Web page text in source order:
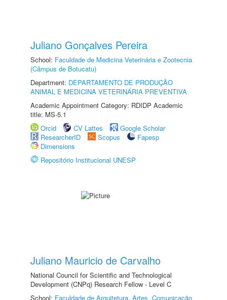
Juliano Gonçalves Pereira
School: Faculdade de Medicina Veterinária e Zootecnia
(Câmpus de Botucatu)
Department: DEPARTAMENTO DE PRODUÇÃO
ANIMAL E MEDICINA VETERINÁRIA PREVENTIVA
Academic Appointment Category: RDIDP Academic
title: MS-5.1
Orcid
CV Lattes
Google Scholar
ResearcherID
Scopus
Fapesp
Dimensions
Repositório Institucional UNESP
Juliano Mauricio de Carvalho
National Council for Scientific and Technological
Development (CNPq) Research Fellow - Level C
School: Faculdade de Arquitetura, Artes, Comunicação